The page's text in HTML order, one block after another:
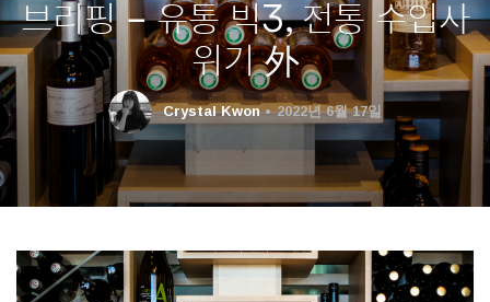
브리핑 – 유통 빅3, 전통 수입사
위기 外
Crystal Kwon 2022년 6월 17일